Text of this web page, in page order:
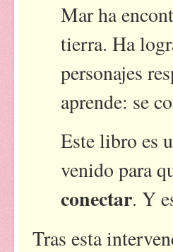
Mar ha
tierra. Ha
personajes
aprende: se
Este libro es
venido para
conectar. Y
Tras esta